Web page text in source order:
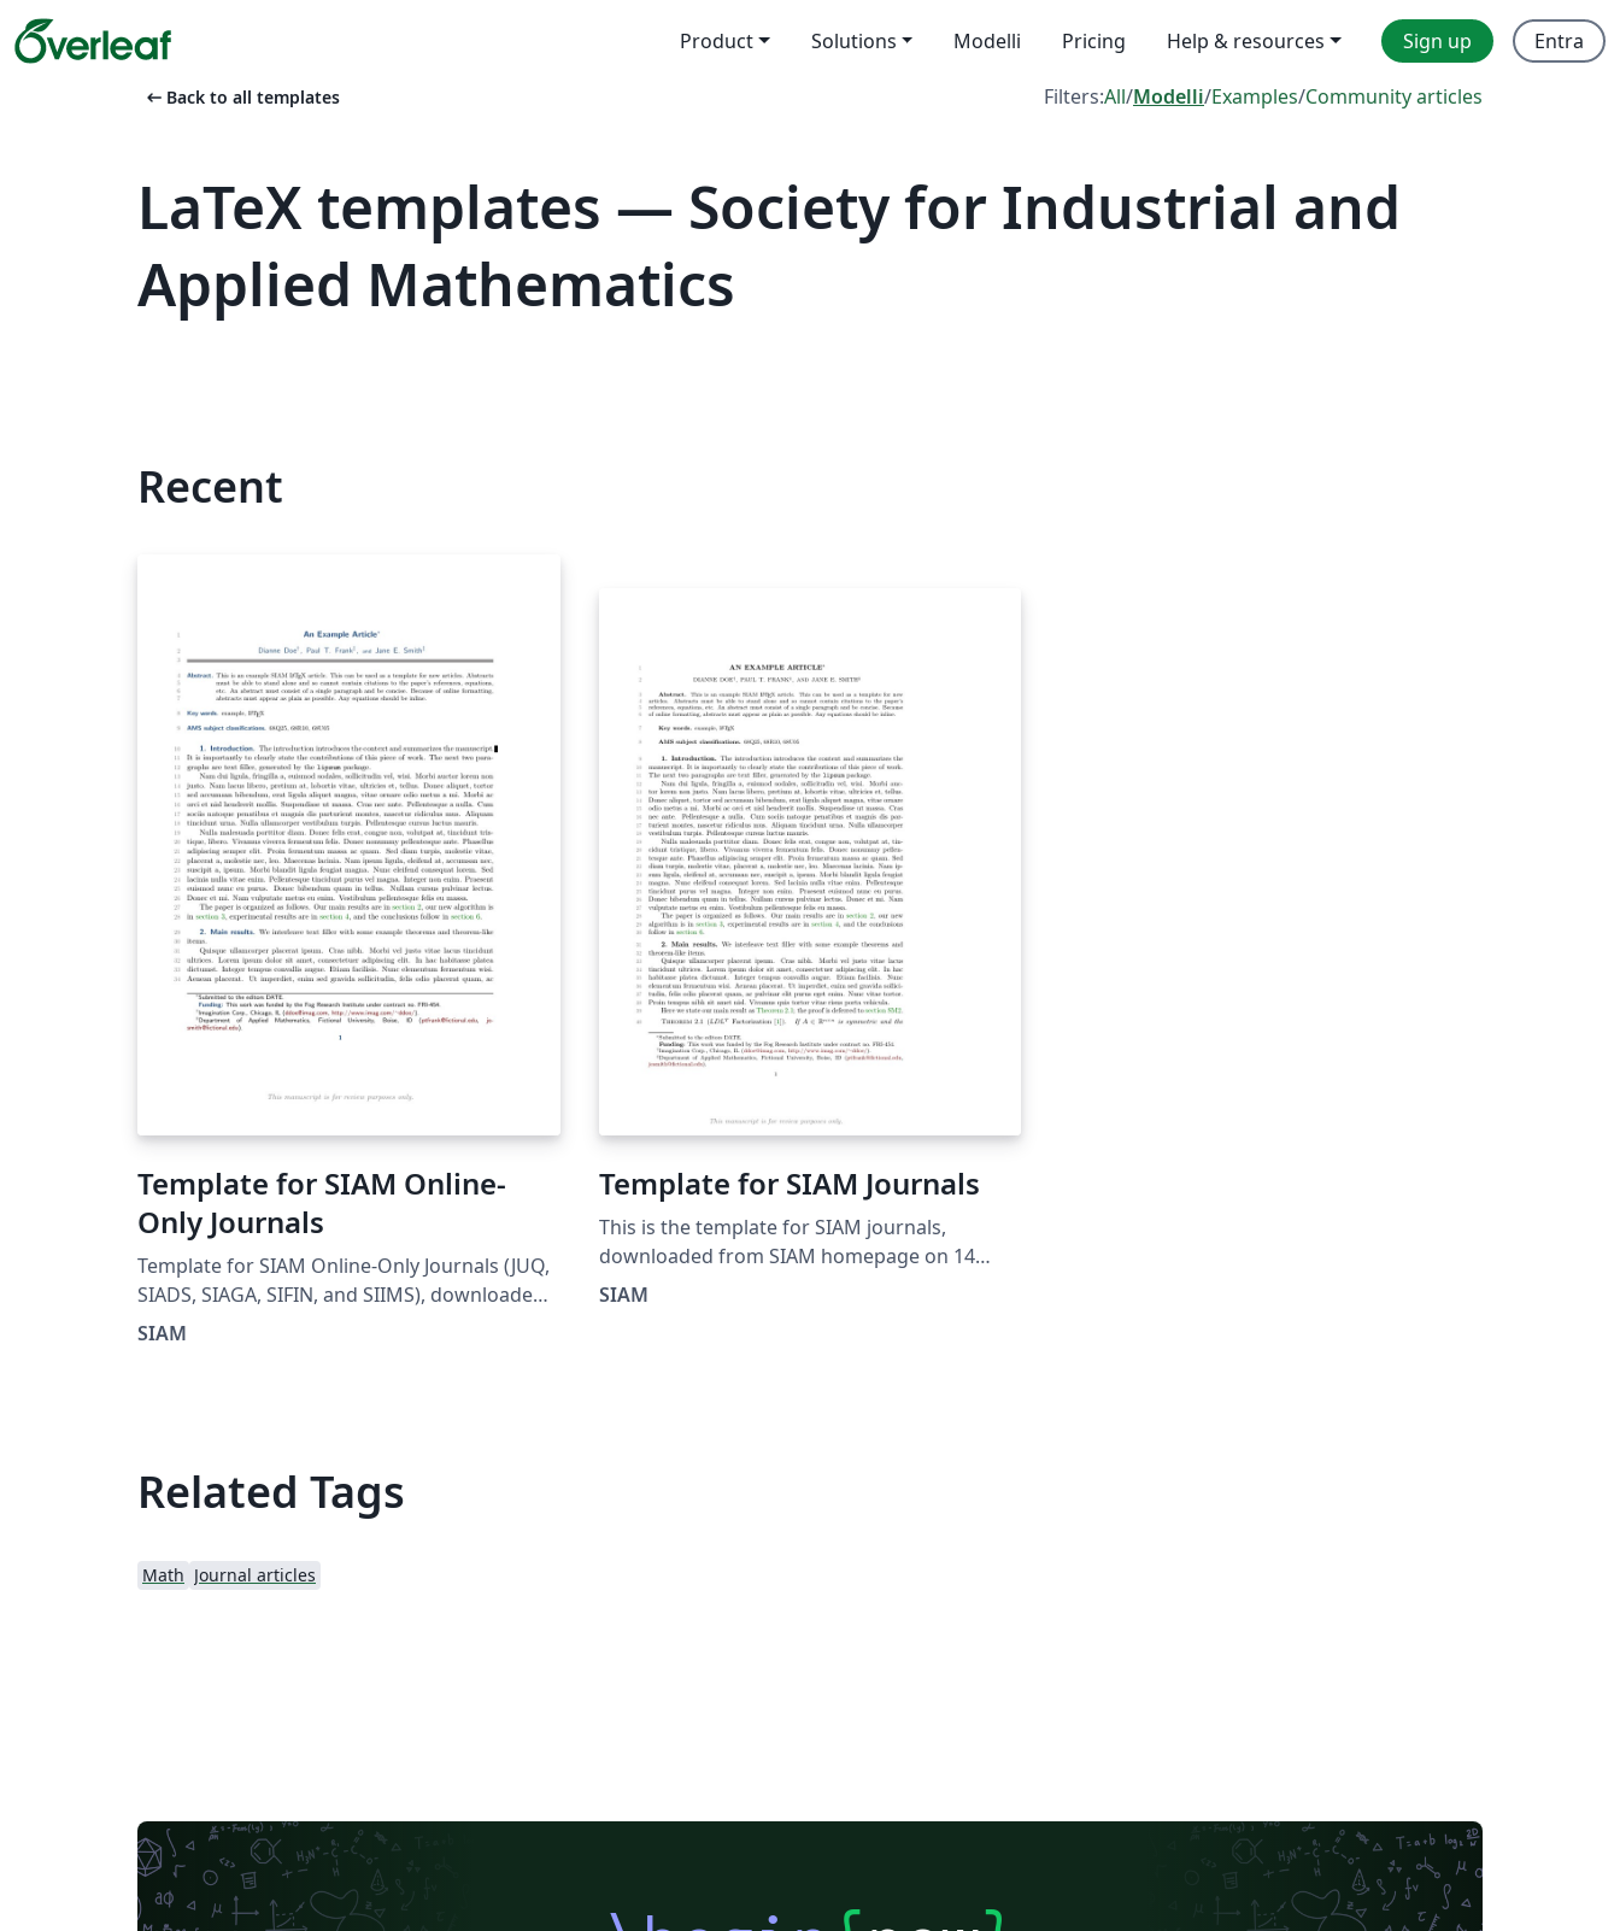
Product Solutions Modelli Pricing Help & resources Sign up Entra
arrow_left_alt Back to all templates Filters:All/Modelli/Examples/Community articles
LaTeX templates — Society for Industrial and
Applied Mathematics
Recent
Template for SIAM Online-
Only Journals
Template for SIAM Online-Only Journals (JUQ,
SIADS, SIAGA, SIFIN, and SIIMS), downloaded
from SIAM homepage on March 14, 2018.
SIAM
Template for SIAM Journals
This is the template for SIAM journals,
downloaded from SIAM homepage on 14
March, 2018.
SIAM
Related Tags
Math Journal articles